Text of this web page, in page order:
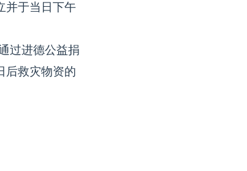
并于当日下午
过进德公益捐
后救灾物资的